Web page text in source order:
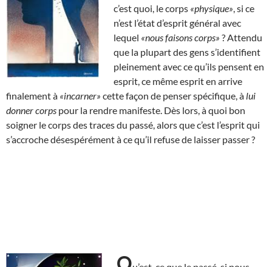
c’est quoi, le corps «physique» , si ce
n’est l’état d’esprit général avec
lequel «nous faisons corps» ? Attendu
que la plupart des gens s’identifient
pleinement avec ce qu’ils pensent en
esprit, ce même esprit en arrive
finalement à «incarner» cette façon de penser spécifique, à lui
donner corps pour la rendre manifeste. Dès lors, à quoi bon
soigner le corps des traces du passé, alors que c’est l’esprit qui
s’accroche désespérément à ce qu’il refuse de laisser passer ?